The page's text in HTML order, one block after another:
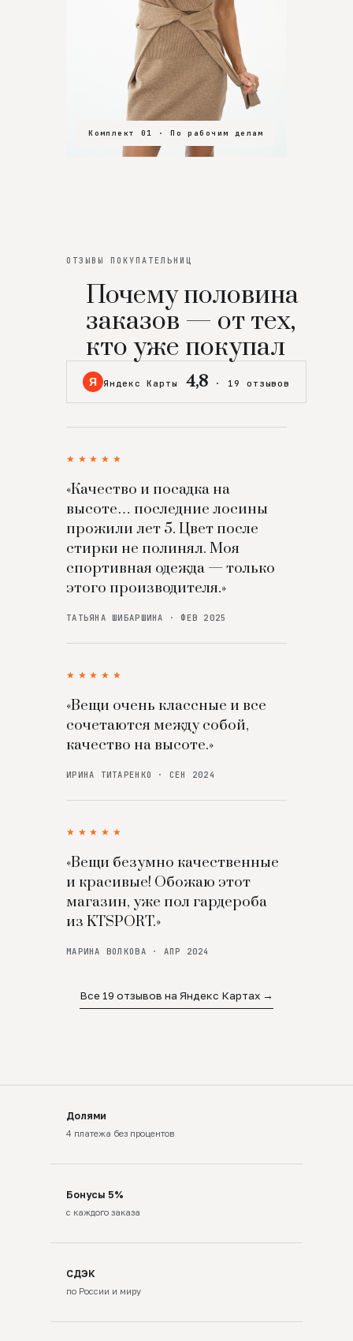
Комплект 01 · По рабочим делам
Комплект 02 · В зал
Комплект 03 · На особенный вечер
ОТЗЫВЫ ПОКУПАТЕЛЬНИЦ
Почему половина
заказов — от тех,
кто уже покупал
Я Яндекс Карты 4,8 · 19 отзывов
★★★★★
«Качество и посадка на
высоте… последние лосины
прожили лет 5. Цвет после
стирки не полинял. Моя
спортивная одежда — только
этого производителя.»
ТАТЬЯНА ШИБАРШИНА · ФЕВ 2025
★★★★★
«Вещи очень классные и все
сочетаются между собой,
качество на высоте.»
ИРИНА ТИТАРЕНКО · СЕН 2024
★★★★★
«Вещи безумно качественные
и красивые! Обожаю этот
магазин, уже пол гардероба
из KTSPORT.»
МАРИНА ВОЛКОВА · АПР 2024
Все 19 отзывов на Яндекс Картах →
Долями
4 платежа без процентов
Бонусы 5%
с каждого заказа
СДЭК
по России и миру